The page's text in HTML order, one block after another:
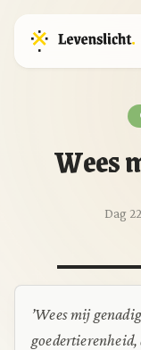
Wees
Dag
’Wees mij